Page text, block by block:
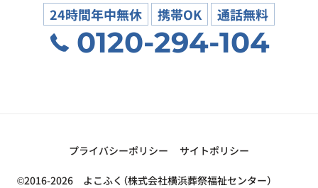
24時間年中無休 携帯OK 通話無料
0120-294-104
プライバシーポリシー サイトポリシー
©2016-2026 よこふく（株式会社横浜葬祭福祉センター）